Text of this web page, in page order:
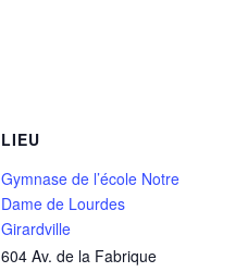
LIEU
Gymnase de l’école Notre
Dame de Lourdes
Girardville
604 Av. de la Fabrique